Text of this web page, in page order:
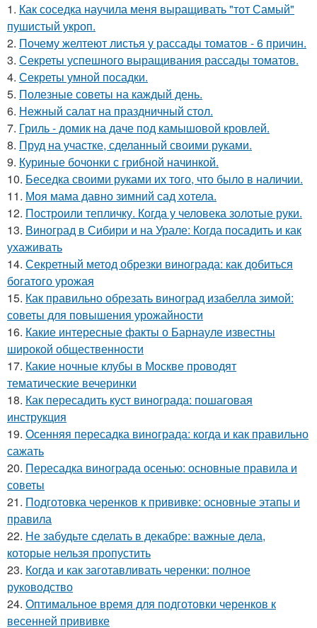
1. Как соседка научила меня выращивать "тот Самый"
пушистый укроп.
2. Почему желтеют листья у рассады томатов - 6 причин.
3. Секреты успешного выращивания рассады томатов.
4. Секреты умной посадки.
5. Полезные советы на каждый день.
6. Нежный салат на праздничный стол.
7. Гриль - домик на даче под камышовой кровлей.
8. Пруд на участке, сделанный своими руками.
9. Куриные бочонки с грибной начинкой.
10. Беседка своими руками их того, что было в наличии.
11. Моя мама давно зимний сад хотела.
12. Построили тепличку. Когда у человека золотые руки.
13. Виноград в Сибири и на Урале: Когда посадить и как
ухаживать
14. Секретный метод обрезки винограда: как добиться
богатого урожая
15. Как правильно обрезать виноград изабелла зимой:
советы для повышения урожайности
16. Какие интересные факты о Барнауле известны
широкой общественности
17. Какие ночные клубы в Москве проводят
тематические вечеринки
18. Как пересадить куст винограда: пошаговая
инструкция
19. Осенняя пересадка винограда: когда и как правильно
сажать
20. Пересадка винограда осенью: основные правила и
советы
21. Подготовка черенков к прививке: основные этапы и
правила
22. Не забудьте сделать в декабре: важные дела,
которые нельзя пропустить
23. Когда и как заготавливать черенки: полное
руководство
24. Оптимальное время для подготовки черенков к
весенней прививке